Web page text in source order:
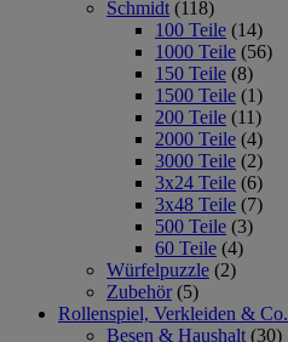
Schmidt (118)
100 Teile (14)
1000 Teile (56)
150 Teile (8)
1500 Teile (1)
200 Teile (11)
2000 Teile (4)
3000 Teile (2)
3x24 Teile (6)
3x48 Teile (7)
500 Teile (3)
60 Teile (4)
Würfelpuzzle (2)
Zubehör (5)
Rollenspiel, Verkleiden & Co.
Besen & Haushalt (30)